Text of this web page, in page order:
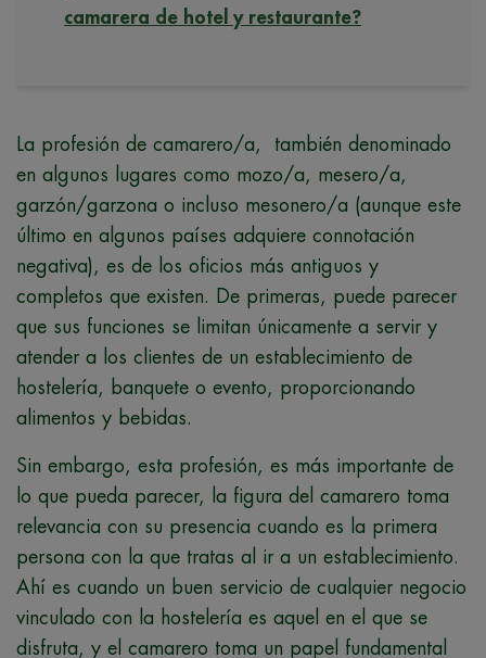
camarera de hotel y restaurante?
La profesión de camarero/a, también denominado
en algunos lugares como mozo/a, mesero/a,
garzón/garzona o incluso mesonero/a (aunque este
último en algunos países adquiere connotación
negativa), es de los oficios más antiguos y
completos que existen. De primeras, puede parecer
que sus funciones se limitan únicamente a servir y
atender a los clientes de un establecimiento de
hostelería, banquete o evento, proporcionando
alimentos y bebidas.
Sin embargo, esta profesión, es más importante de
lo que pueda parecer, la figura del camarero toma
relevancia con su presencia cuando es la primera
persona con la que tratas al ir a un establecimiento.
Ahí es cuando un buen servicio de cualquier negocio
vinculado con la hostelería es aquel en el que se
disfruta, y el camarero toma un papel fundamental